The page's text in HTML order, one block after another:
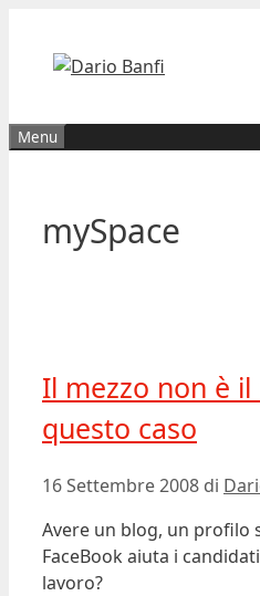
contenuto
Menu
mySpace
Il mezzo non è
questo caso
16 Settembre 2008 di
Avere un blog, un profilo
FaceBook aiuta i
lavoro?